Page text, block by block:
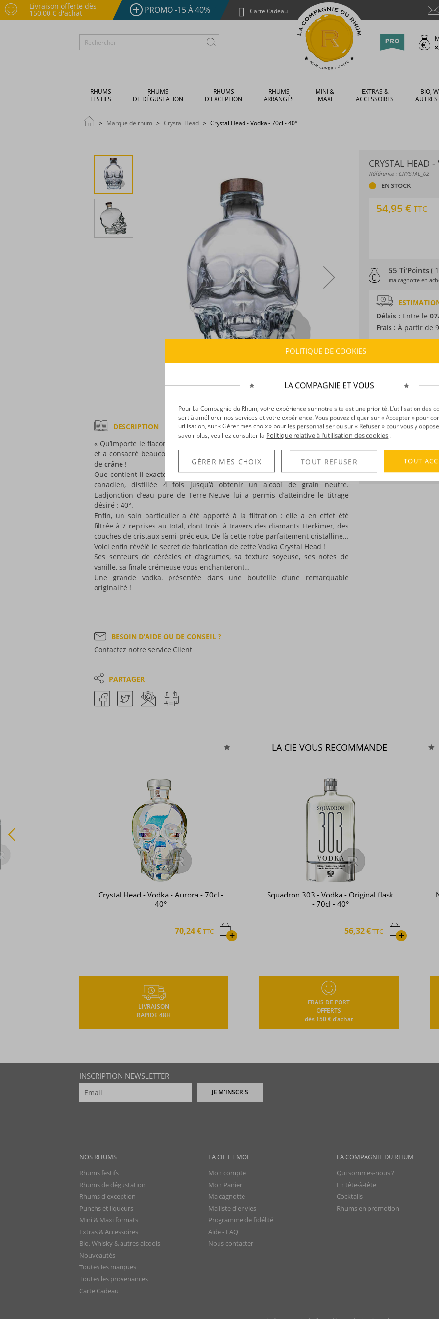
Livraison offerte dès
150,00 € d'achat PROMO -15 À 40% Carte Cadeau
RHUMS
FESTIFS
RHUMS
DE DÉGUSTATION
RHUMS
D'EXCEPTION
RHUMS
ARRANGÉS
MINI &
MAXI
EXTRAS &
ACCESSOIRES
BIO,
Marque de rhum Crystal Head Crystal Head - Vodka - 70cl - 40°
CRYSTAL HEAD
Référence : CRYSTAL_02
EN STOCK
54,95 € TTC
55 Ti'Points(
ma cagnotte en
Délais : Entre le
Frais : À partir de
Provenance :
Volume :70CL
Degré :40°
DÉCOUVERTE
Voir tous les
DESCRIPTION
« Qu’importe le flacon… » La marque Crystal Head, elle, n’est pas de cet avis,
et a consacré beaucoup de temps à concevoir ce flacon si original en forme
de crâne !
Que contient-il exactement ? UneVodka Premium, élaborée à partir de maïs
canadien, distillée 4 fois jusqu’à obtenir un alcool de grain neutre.
L’adjonction d’eau pure de Terre-Neuve lui a permis d’atteindre le titrage
désiré : 40°.
Enfin, un soin particulier a été apporté à la filtration : elle a en effet été
filtrée à 7 reprises au total, dont trois à travers des diamants Herkimer, des
couches de cristaux semi-précieux. De là cette robe parfaitement cristalline…
Voici enfin révélé le secret de fabrication de cette Vodka Crystal Head !
Ses senteurs de céréales et d’agrumes, sa texture soyeuse, ses notes de
vanille, sa finale crémeuse vous enchanteront…
Une grande vodka, présentée dans une bouteille d’une remarquable
originalité !
BESOIN D’AIDE OU DE CONSEIL ?
Contactez notre service Client
PARTAGER
LA CIE VOUS RECOMMANDE
Squadron 303 - Vodka - Original flask
- 70cl - 40°
+
56,32 €TTC
Naud - Vodka - Pot still - French vodka
- 70cl - 40°
38,12 € TTC
LIVRAISON
RAPIDE 48H
FRAIS DE PORT
OFFERTS
dès 150 € d’achat
INSCRIPTION NEWSLETTER
JE M'INSCRIS
NOS RHUMS
Rhums festifs
Rhums de dégustation
Rhums d'exception
Punchs et liqueurs
Mini & Maxi formats
Extras & Accessoires
Bio, Whisky & autres alcools
Nouveautés
Toutes les marques
Toutes les provenances
Carte Cadeau
LA COMPAGNIE DU RHUM
Qui sommes-nous ?
En tête-à-tête
Cocktails
Rhums en promotion
LA CIE ET MOI
Mon compte
Mon Panier
Ma cagnotte
Ma liste d'envies
Programme de fidélité
Aide - FAQ
Nous contacter
POLITIQUE DE COOKIES
LA COMPAGNIE ET VOUS
Pour La Compagnie du Rhum, votre expérience sur notre site est une priorité. L’utilisation des
sert à améliorer nos services et votre expérience. Vous pouvez cliquer sur « Accepter » pour
utilisation, sur « Gérer mes choix » pour les personnaliser ou sur « Refuser » pour vous y
savoir plus, veuillez consulter la Politique relative à l’utilisation des cookies .
GÉRER MES CHOIX TOUT REFUSER TOUT